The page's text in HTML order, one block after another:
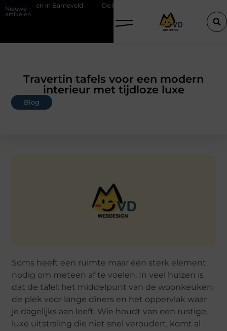
Nieuwe
artikelen
in Barneveld De Perfecte Gids voor Vloerbedekking in
Travertin tafels voor een modern
interieur met tijdloze luxe
Blog
Soms heeft een ruimte maar één sterk element
nodig om meteen af te voelen. In veel huizen is
dat de tafel: het middelpunt van de woonkeuken,
de plek voor lange diners en het oppervlak waar
je dagelijks aan leeft. Wie houdt van een rustige,
luxe uitstraling die niet snel veroudert, komt al